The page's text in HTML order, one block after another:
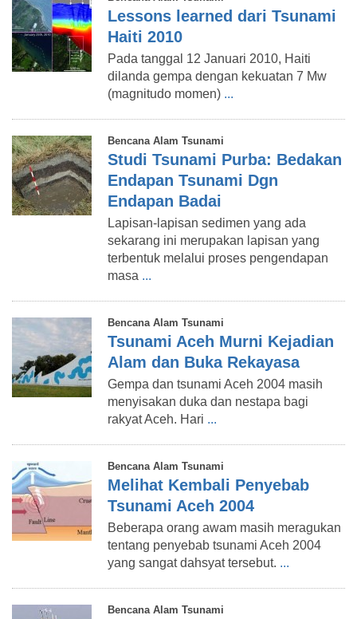
Lessons learned dari Tsunami
Haiti 2010
Pada tanggal 12 Januari 2010, Haiti
dilanda gempa dengan kekuatan 7 Mw
(magnitudo momen) ...
Bencana Alam Tsunami
Studi Tsunami Purba: Bedakan
Endapan Tsunami Dgn
Endapan Badai
Lapisan-lapisan sedimen yang ada
sekarang ini merupakan lapisan yang
terbentuk melalui proses pengendapan
masa ...
Bencana Alam Tsunami
Tsunami Aceh Murni Kejadian
Alam dan Buka Rekayasa
Gempa dan tsunami Aceh 2004 masih
menyisakan duka dan nestapa bagi
rakyat Aceh. Hari ...
Bencana Alam Tsunami
Melihat Kembali Penyebab
Tsunami Aceh 2004
Beberapa orang awam masih meragukan
tentang penyebab tsunami Aceh 2004
yang sangat dahsyat tersebut. ...
Bencana Alam Tsunami